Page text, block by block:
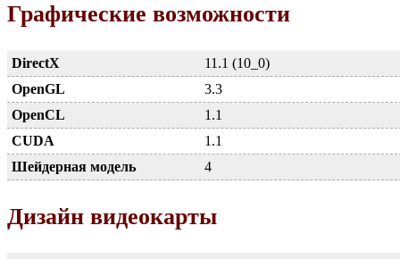
Графические возможности
DirectX
11.1 (10_0)
OpenGL
3.3
OpenCL
1.1
CUDA
1.1
Шейдерная модель
4
Дизайн видеокарты